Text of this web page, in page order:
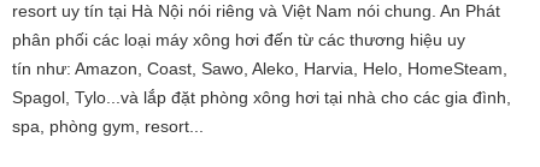
resort uy tín tại Hà Nội nói riêng và Việt Nam nói chung. An Phát
phân phối các loại máy xông hơi đến từ các thương hiệu uy
tín như: Amazon, Coast, Sawo, Aleko, Harvia, Helo, HomeSteam,
Spagol, Tylo...và lắp đặt phòng xông hơi tại nhà cho các gia đình,
spa, phòng gym, resort...